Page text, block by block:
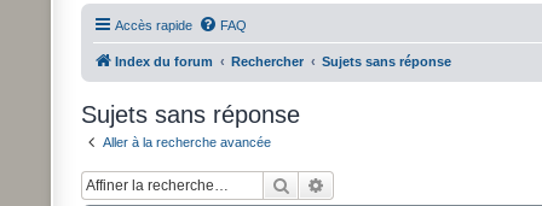
Accès rapide FAQ
Index du forum Rechercher Sujets sans réponse
Sujets sans réponse
Aller à la recherche avancée
Rechercher